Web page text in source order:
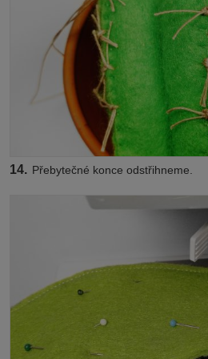
14. Přebytečné konce odstřihneme.